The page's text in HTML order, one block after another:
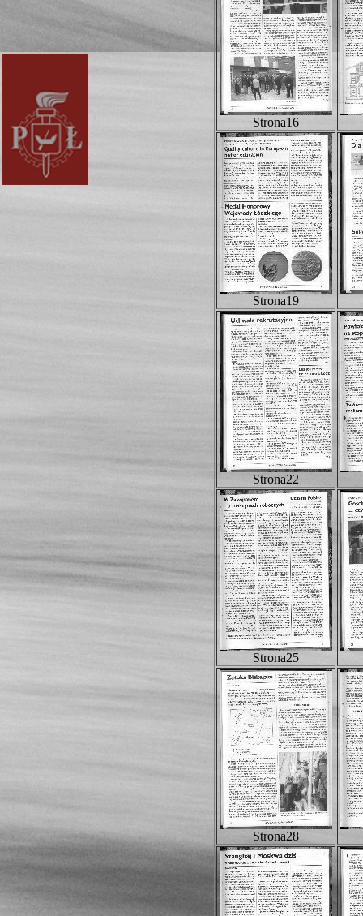
Strona16
Strona19
Strona22
Strona25
Strona28